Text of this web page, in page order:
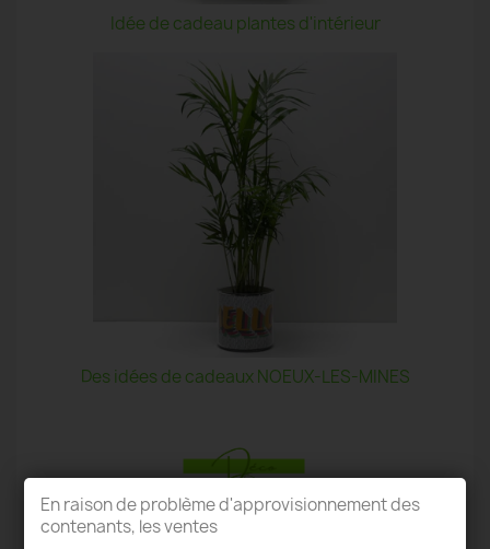
Idée de cadeau plantes d'intérieur
Des idées de cadeaux NOEUX-LES-MINES
En raison de problème d'approvisionnement des
contenants, les ventes